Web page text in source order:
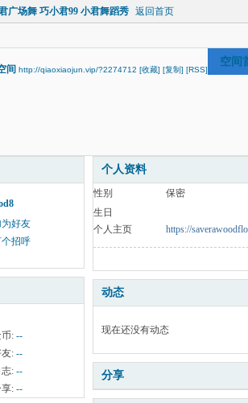
广场舞 巧小君99 小君舞蹈秀 返回首页
间 http://qiaoxiaojun.vip/?2274712 [收藏] [复制] [RSS]
空间
好友
招呼
: --
: --
志: --
: --
个人资料
性别
保密
生日
个人主页
https://
动态
现在还没有动态
分享